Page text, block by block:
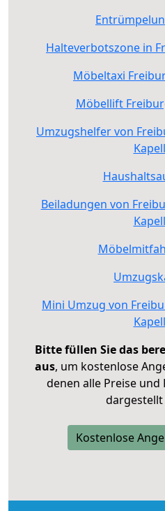
Halteverbotszone in
Möbeltaxi
Möbellift
Umzugshelfer von
Beiladungen von
Mini Umzug von
Bitte füllen Sie das
aus, um kostenlose
denen alle Preise
Kostenlose